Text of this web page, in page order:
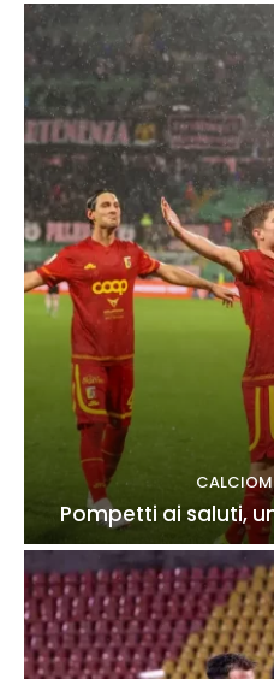
Pompetti ai saluti,